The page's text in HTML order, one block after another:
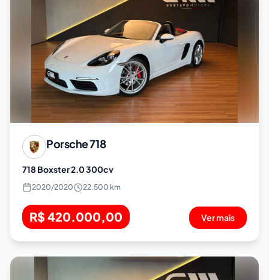
Porsche718
718 Boxster 2.0 300cv
2020/2020 22.500 km
R$ 420.000,00 Ver mais